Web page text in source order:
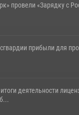
провели «Зарядку с
прибыли для
деятельности